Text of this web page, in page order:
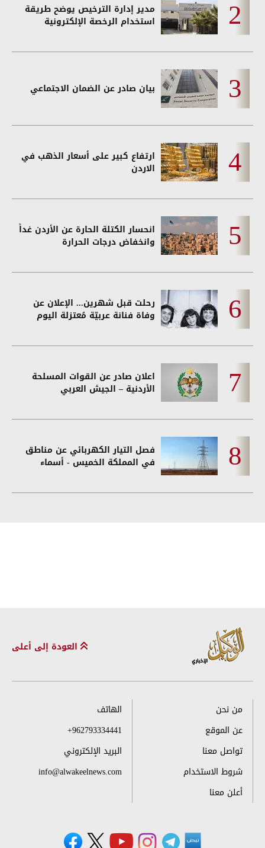
مدير إدارة الترخيص يوضح طريقة
استخدام الرخصة الإلكترونية
بيان صادر عن الضمان الاجتماعي
ارتفاع كبير على أسعار الذهب في
الاردن
انحسار الكتلة الحارة عن الأردن غداً
وانخفاض درجات الحرارة
رحلت قبل شهرين... الإعلان عن
وفاة فنانة عربيّة مُعتزلة اليوم
اعلان صادر عن القوات المسلحة
الأردنية – الجيش العربي
فصل التيار الكهربائي عن مناطق
في المملكة الخميس - أسماء
العودة إلى أعلى
من نحن
عن الموقع
تواصل معنا
شروط الاستخدام
أعلن معنا
الهاتف
+962793334441
البريد الإلكتروني
info@alwakeelnews.com